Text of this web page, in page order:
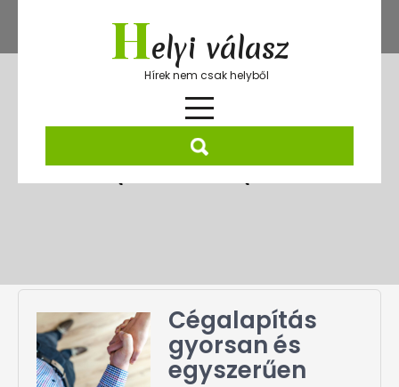
content
Helyi válasz
Hírek nem csak helyből
Hónap:2024. szeptember
Cégalapítás
gyorsan és
egyszerűen